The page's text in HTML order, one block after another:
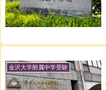
金沢大学附属中学受験